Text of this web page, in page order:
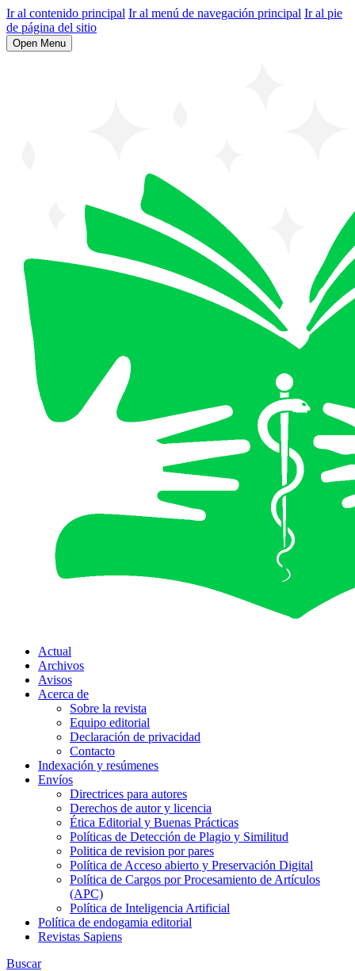
Ir al contenido principal Ir al menú de navegación principal Ir al pie
de página del sitio
Open Menu
Actual
Archivos
Avisos
Acerca de
Sobre la revista
Equipo editorial
Declaración de privacidad
Contacto
Indexación y resúmenes
Envíos
Directrices para autores
Derechos de autor y licencia
Ética Editorial y Buenas Prácticas
Políticas de Detección de Plagio y Similitud
Politica de revision por pares
Política de Acceso abierto y Preservación Digital
Política de Cargos por Procesamiento de Artículos
(APC)
Política de Inteligencia Artificial
Política de endogamia editorial
Revistas Sapiens
Buscar